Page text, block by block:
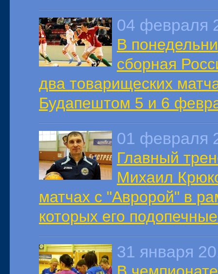
04 февраля
В
сборная
два товарищеских
Будапештом 5 и 6
01 февраля
Главный
Михаил
матчах с "Авророй" в
которых его
31 января